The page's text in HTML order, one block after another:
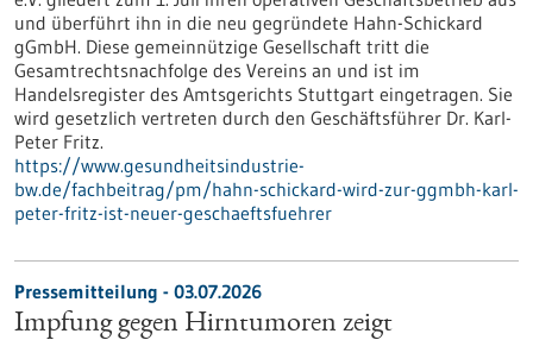
und überführt ihn in die neu gegründete Hahn-Schickard
gGmbH. Diese gemeinnützige Gesellschaft tritt die
Gesamtrechtsnachfolge des Vereins an und ist im
Handelsregister des Amtsgerichts Stuttgart eingetragen. Sie
wird gesetzlich vertreten durch den Geschäftsführer Dr. Karl-
Peter Fritz.
https://www.gesundheitsindustrie-
bw.de/fachbeitrag/pm/hahn-schickard-wird-zur-ggmbh-karl-
peter-fritz-ist-neuer-geschaeftsfuehrer
Pressemitteilung - 03.07.2026
Impfung gegen Hirntumoren zeigt